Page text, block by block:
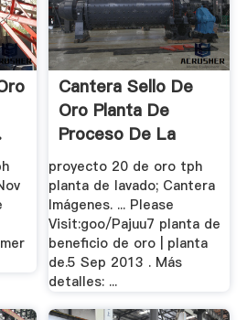
Cantera Sello De
Oro Planta De
Proceso De La
Mineria
proyecto 20 de oro tph
planta de lavado; Cantera
Imágenes. ... Please
Visit:goo/Pajuu7 planta de
beneficio de oro | planta
de.5 Sep 2013 . Más
detalles: ...